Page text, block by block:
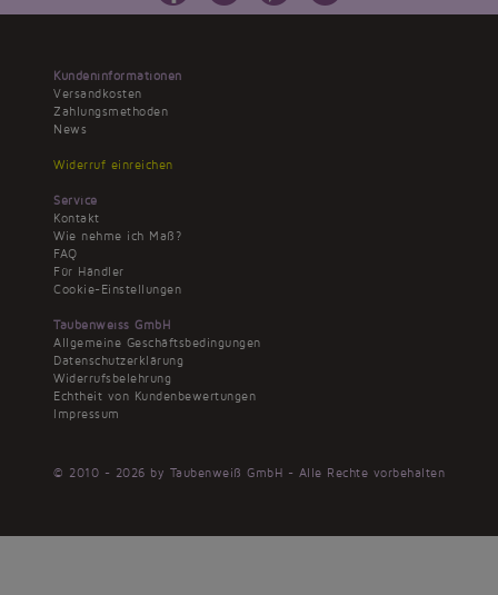
Kundeninformationen
Versandkosten
Zahlungsmethoden
News
Widerruf einreichen
Service
Kontakt
Wie nehme ich Maß?
FAQ
Für Händler
Cookie-Einstellungen
Taubenweiss GmbH
Allgemeine Geschäftsbedingungen
Datenschutzerklärung
Widerrufsbelehrung
Echtheit von Kundenbewertungen
Impressum
© 2010 - 2026 by Taubenweiß GmbH - Alle Rechte vorbehalten